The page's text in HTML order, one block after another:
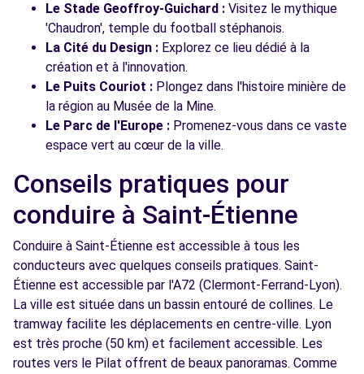
Le Stade Geoffroy-Guichard : Visitez le mythique
'Chaudron', temple du football stéphanois.
La Cité du Design : Explorez ce lieu dédié à la
création et à l'innovation.
Le Puits Couriot : Plongez dans l'histoire minière de
la région au Musée de la Mine.
Le Parc de l'Europe : Promenez-vous dans ce vaste
espace vert au cœur de la ville.
Conseils pratiques pour
conduire à Saint-Étienne
Conduire à Saint-Étienne est accessible à tous les
conducteurs avec quelques conseils pratiques. Saint-
Étienne est accessible par l'A72 (Clermont-Ferrand-Lyon).
La ville est située dans un bassin entouré de collines. Le
tramway facilite les déplacements en centre-ville. Lyon
est très proche (50 km) et facilement accessible. Les
routes vers le Pilat offrent de beaux panoramas. Comme